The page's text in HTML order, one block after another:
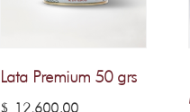
Lata Premium 50 grs
$ 12.600,00